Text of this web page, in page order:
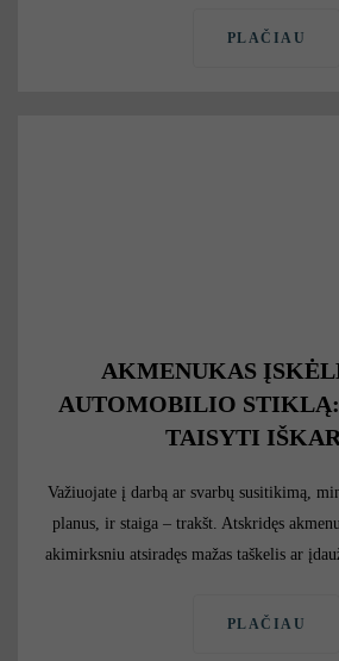
PLAČIAU
AKMENUKAS
AUTOMOBILIO
TAISYTI
Važiuojate į darbą ar svarbų susitikimą,
planus, ir staiga – trakšt. Atskridęs
akimirksniu atsiradęs mažas taškelis ar
PLAČIAU